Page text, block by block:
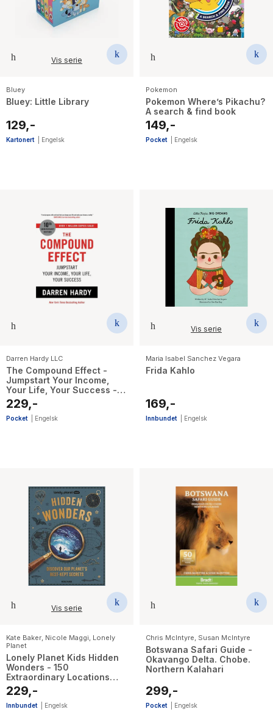
Vis serie
Bluey
Bluey: Little Library
129,-
Kartonert Engelsk
Pokemon
Pokemon Where’s Pikachu?
A search & find book
149,-
Pocket Engelsk
Darren Hardy LLC
The Compound Effect -
Jumpstart Your Income,
Your Life, Your Success -
the million copy bestseller
revealing the secrets of
superachievers
229,-
Pocket Engelsk
Vis serie
Maria Isabel Sanchez Vegara
Frida Kahlo
169,-
Innbundet Engelsk
Vis serie
Kate Baker, Nicole Maggi, Lonely
Planet
Lonely Planet Kids Hidden
Wonders - 150
Extraordinary Locations
Around the World , From Ice
Caves to Haunted Houses &
Glowing Lakes , Packed
229,-
Innbundet Engelsk
Chris McIntyre, Susan McIntyre
Botswana Safari Guide -
Okavango Delta. Chobe.
Northern Kalahari
299,-
Pocket Engelsk